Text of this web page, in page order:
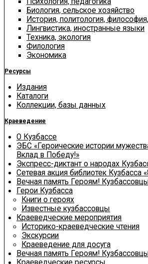
Биология, сельское хозяйство
История, политология,
Лингвистика, иностранные языки
Техника, экология
Филология
Экономика
Ресурсы
Издания
Каталоги
Коллекции, базы данных
Краеведение
О Кузбассе
ЭБС «Героические истории
Вклад в Победу!»
Экспресс-диктант о народах
Сетевая акция библиотек
Вечная память Героям!
Герои Кузбасса
Книги о героях
Известные кузбассовцы
Краеведческие мероприятия
Историко-краеведческие чтения
Экскурсии
Краеведение для досуга
Вечная память Героям!